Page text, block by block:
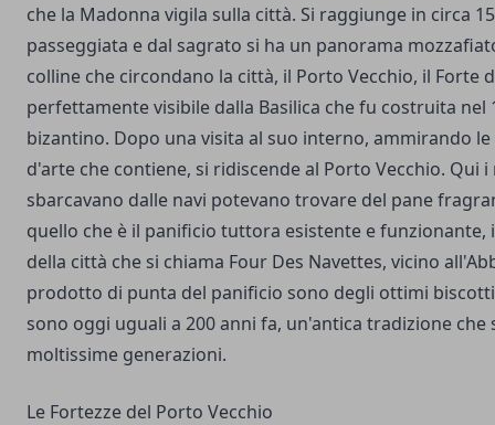
che la Madonna vigila sulla città. Si raggiunge in circa
passeggiata e dal sagrato si ha un panorama
colline che circondano la città, il Porto Vecchio, il Forte
perfettamente visibile dalla Basilica che fu costruita nel
bizantino. Dopo una visita al suo interno, ammirando
d'arte che contiene, si ridiscende al Porto Vecchio. Qui
sbarcavano dalle navi potevano trovare del pane
quello che è il panificio tuttora esistente e funzionante,
della città che si chiama Four Des Navettes, vicino
prodotto di punta del panificio sono degli ottimi
sono oggi uguali a 200 anni fa, un'antica tradizione che
moltissime generazioni.
Le Fortezze del Porto Vecchio